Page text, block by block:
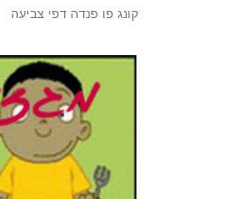
קונג פו פנדה דפי צביעה